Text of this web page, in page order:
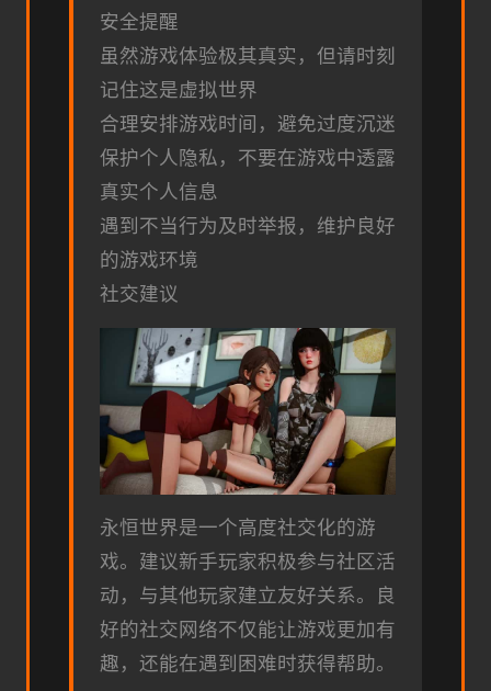
安全提醒
虽然游戏体验极其真实，但请时刻
记住这是虚拟世界
合理安排游戏时间，避免过度沉迷
保护个人隐私，不要在游戏中透露
真实个人信息
遇到不当行为及时举报，维护良好
的游戏环境
社交建议
永恒世界是一个高度社交化的游
戏。建议新手玩家积极参与社区活
动，与其他玩家建立友好关系。良
好的社交网络不仅能让游戏更加有
趣，还能在遇到困难时获得帮助。